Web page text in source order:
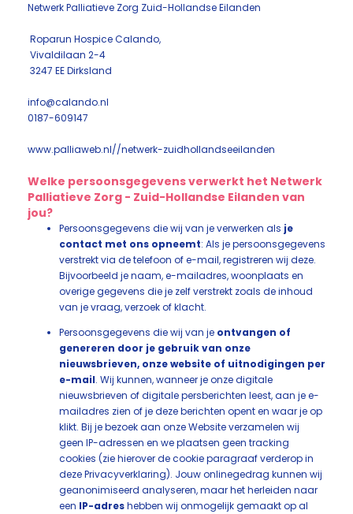
Netwerk Palliatieve Zorg Zuid-Hollandse Eilanden
Roparun Hospice Calando,
Vivaldilaan 2-4
3247 EE Dirksland
info@calando.nl
0187-609147
www.palliaweb.nl//netwerk-zuidhollandseeilanden
Welke persoonsgegevens verwerkt het Netwerk
Palliatieve Zorg - Zuid-Hollandse Eilanden van
jou?
Persoonsgegevens die wij van je verwerken als je
contact met ons opneemt: Als je persoonsgegevens
verstrekt via de telefoon of e-mail, registreren wij deze.
Bijvoorbeeld je naam, e-mailadres, woonplaats en
overige gegevens die je zelf verstrekt zoals de inhoud
van je vraag, verzoek of klacht.
Persoonsgegevens die wij van je ontvangen of
genereren door je gebruik van onze
nieuwsbrieven, onze website of uitnodigingen per
e-mail. Wij kunnen, wanneer je onze digitale
nieuwsbrieven of digitale persberichten leest, aan je e-
mailadres zien of je deze berichten opent en waar je op
klikt. Bij je bezoek aan onze Website verzamelen wij
geen IP-adressen en we plaatsen geen tracking
cookies (zie hierover de cookie paragraaf verderop in
deze Privacyverklaring). Jouw onlinegedrag kunnen wij
geanonimiseerd analyseren, maar het herleiden naar
een IP-adreshebben wij onmogelijk gemaakt op al